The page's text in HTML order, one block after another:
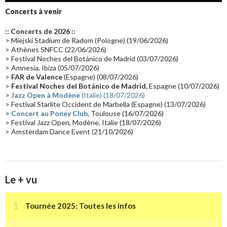
Groupe de Recherche Musicale
Passages radio Vidéo Jarrecast (16) Synthé 80's
Les concerts en Chine(16) Cinéma
Synthé Roland(15) Belgique(15)
(14) Astronomie (14) (14)
Tournée 2025(14) 2024(14) Chine(13)
Concerts à venir
:: Concerts de 2026 ::
> Miejski Stadium de Radom (Pologne) (19/06/2026)
> Athènes SNFCC (22/06/2026)
> Festival Noches del Botánico de Madrid (03/07/2026)
> Amnesia, Ibiza (05/07/2026)
> FAR de Valence(Espagne) (08/07/2026)
> Festival Noches del Botánico de Madrid,Espagne (10/07/2026)
> Jazz Open à Modène(Italie) (18/07/2026)
> Festival Starlite Occident de Marbella (Espagne) (13/07/2026)
> Concert au Poney Club, Toulouse (16/07/2026)
> Festival Jazz Open, Modène, Italie (18/07/2026)
> Amsterdam Dance Event (21/10/2026)
Le + vu